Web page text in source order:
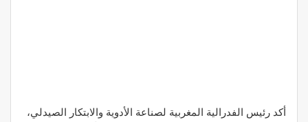
أكد رئيس الفدرالية المغربية لصناعة الأدوية والابتكار الصيدلي،